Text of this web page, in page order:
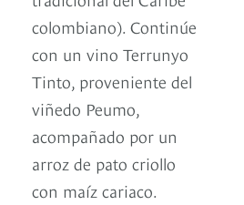
colombiano). Continúe
con un vino Terrunyo
Tinto, proveniente del
viñedo Peumo,
acompañado por un
arroz de pato criollo
con maíz cariaco.